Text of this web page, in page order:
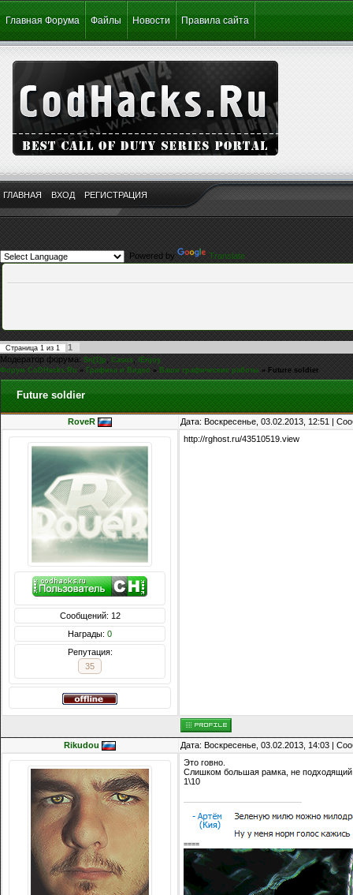
Главная Форума Файлы Новости Правила сайта
ГЛАВНАЯ ВХОД РЕГИСТРАЦИЯ
Powered by Translate
Страница 1 из 1
1
Модератор форума:Sn[1]p,Casus,iEnjoy
Форум CoDHacks.Ru » Графика и Видео » Ваши графические работы » Future soldier
Future soldier
RoveR Дата: Воскресенье, 03.02.2013, 12:51 |
Сообщений: 12
Награды: 0
Репутация:
35
http://rghost.ru/43510519.view
Rikudou Дата: Воскресенье, 03.02.2013, 14:03 |
Это говно.
Слишком большая рамка, не подходящий
1\10
====